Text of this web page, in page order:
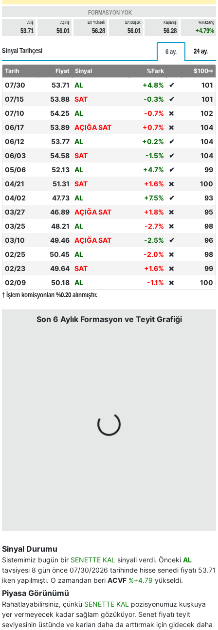
FORMASYON YOK
Alış
53.71
Açılış
56.01
En Yüksek
56.28
En Düşük
56.01
Kapanış
56.28
%Kazanç
+4.79%
Sinyal Tarihçesi 6 ay. 24 ay.
Tarih Fiyat Sinyal %Fark $100⇨
07/30 53.71 AL +4.8% ✔
101
07/15
53.88 SAT -0.3% ✔
101
07/10
54.25 AL -0.7% ❌
102
06/17
53.89 AÇIĞA SAT +0.7% ❌
104
06/12
53.77 AL +0.2% ✔
104
06/03
54.58 SAT -1.5% ✔
104
05/06
52.13 AL +4.7% ✔
99
04/21
51.31 SAT +1.6% ❌
100
04/02
47.73 AL +7.5% ✔
93
03/27
46.89 AÇIĞA SAT +1.8% ❌
95
03/25
48.21 AL -2.7% ❌
98
03/10
49.46 AÇIĞA SAT -2.5% ✔
96
02/25
50.45 AL -2.0% ❌
98
02/23
49.64 SAT +1.6% ❌
99
02/09
50.18 AL -1.1% ❌ 100
† İşlem komisyonları %0.20 alınmıştır.
Son 6 Aylık Formasyon ve Teyit Grafiği
Sinyal Durumu
Sistemimiz bugün bir SENETTE KAL sinyali verdi. Önceki AL
tavsiyesi 8 gün önce 07/30/2026 tarihinde hisse senedi fiyatı 53.71
iken yapılmıştı. O zamandan beri ACVF %+4.79 yükseldi.
Piyasa Görünümü
Rahatlayabilirsiniz, çünkü SENETTE KAL pozisyonumuz kuşkuya
yer vermeyecek kadar sağlam gözüküyor. Senet fiyatı teyit
seviyesinin üstünde ve karları daha da arttırmak için gidecek daha